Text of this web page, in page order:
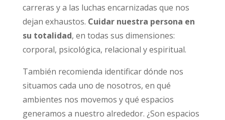
carreras y a las luchas encarnizadas que nos
dejan exhaustos. Cuidar nuestra persona en
su totalidad, en todas sus dimensiones:
corporal, psicológica, relacional y espiritual.
También recomienda identificar dónde nos
situamos cada uno de nosotros, en qué
ambientes nos movemos y qué espacios
generamos a nuestro alrededor. ¿Son espacios